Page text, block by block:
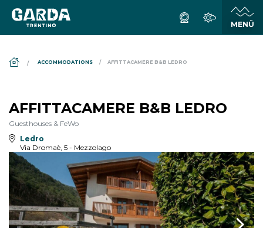
ACCOMMODATIONS AFFITTACAMERE B&B LEDRO
AFFITTACAMERE B&B LEDRO
Guesthouses & FeWo
Ledro
Via Dromaè, 5 - Mezzolago